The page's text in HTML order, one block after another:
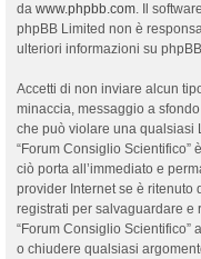
da www.phpbb.com. Il
phpBB Limited non è
ulteriori informazioni su
Accetti di non inviare alcun
minaccia, messaggio a
che può violare una qualsiasi
“Forum Consiglio Scientifico”
ciò porta all’immediato e
provider Internet se è ritenuto
registrati per salvaguardare e
“Forum Consiglio Scientifico”
o chiudere qualsiasi